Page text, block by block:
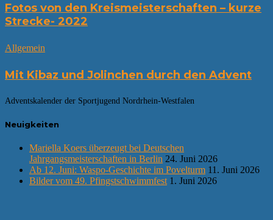
Fotos von den Kreismeisterschaften – kurze
Strecke- 2022
Allgemein
Mit Kibaz und Jolinchen durch den Advent
Adventskalender der Sportjugend Nordrhein-Westfalen
Neuigkeiten
Mariella Koers überzeugt bei Deutschen
Jahrgangsmeisterschaften in Berlin 24. Juni 2026
Ab 12. Juni: Waspo-Geschichte im Povelturm 11. Juni 2026
Bilder vom 49. Pfingstschwimmfest 1. Juni 2026